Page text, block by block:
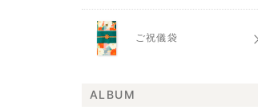
ご祝儀袋
ALBUM